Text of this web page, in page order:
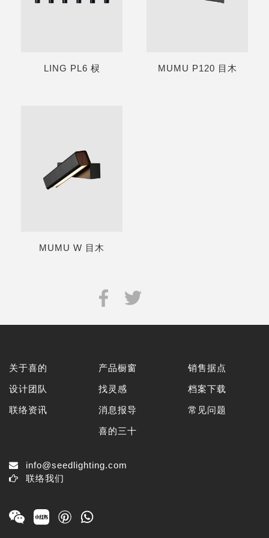
LING PL6 棂 MUMU P120 目木
MUMU W 目木
关于喜的
设计团队
联络资讯
产品橱窗
找灵感
消息报导
喜的三十
销售据点
档案下载
常见问题
info@seedlighting.com
联络我们